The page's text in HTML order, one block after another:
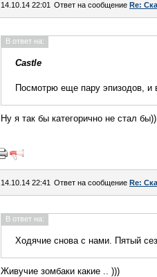
14.10.14 22:01 Ответ на сообщение Re:
В ответ на:
Castle
Посмотрю еще пару эпизодов, и
Ну я так бы категорично не стал
14.10.14 22:41 Ответ на сообщение Re:
В ответ на:
Ходячие снова с нами. Пятый
Живучие зомбаки какие .. )))